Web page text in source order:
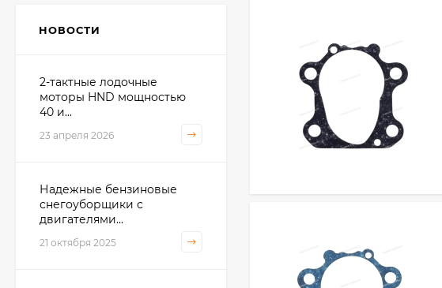
НОВОСТИ
2-тактные лодочные
моторы HND мощностью
40 и...
23 апреля 2026
Надежные бензиновые
снегоуборщики с
двигателями...
21 октября 2025